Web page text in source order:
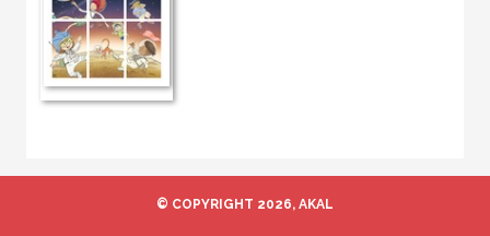
© COPYRIGHT 2026, AKAL